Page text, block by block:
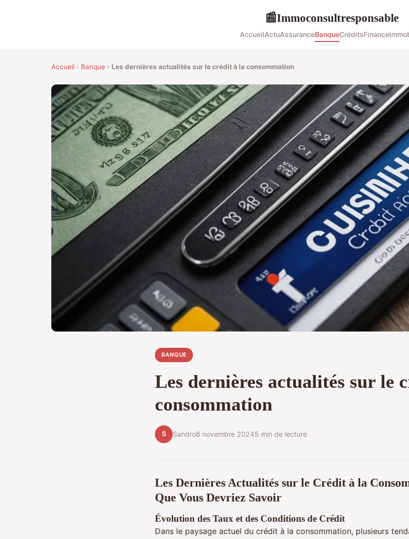
📰Immoconsultresponsable
AccueilActuAssuranceBanqueCréditsFinance
Accueil › Banque › Les dernières actualités sur le crédit à la consommation
BANQUE
Les dernières actualités sur le
consommation
S Sandro8 novembre 20245 min de lecture
Les Dernières Actualités sur le Crédit à la
Que Vous Devriez Savoir
Évolution des Taux et des Conditions de Crédit
Dans le paysage actuel du crédit à la consommation, plusieurs